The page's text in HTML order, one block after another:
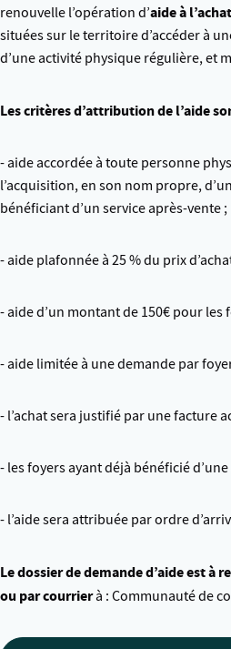
renouvelle l’opération d’aide à
situées sur le territoire d’accéder à
d’une activité physique régulière, et
Les critères d’attribution de l’aide
- aide accordée à toute personne
l’acquisition, en son nom propre,
bénéficiant d’un service après-vente ;
- aide plafonnée à 25 % du prix
- aide d’un montant de 150€ pour
- aide limitée à une demande par
- l’achat sera justifié par une facture
- les foyers ayant déjà bénéficié
- l’aide sera attribuée par ordre
Le dossier de demande d’aide est à
ou par courrierà : Communauté de